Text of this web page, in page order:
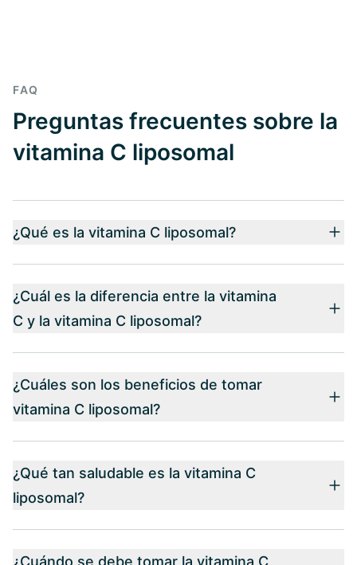
FAQ
Preguntas frecuentes sobre la
vitamina C liposomal
¿Qué es la vitamina C liposomal?
¿Cuál es la diferencia entre la vitamina
C y la vitamina C liposomal?
¿Cuáles son los beneficios de tomar
vitamina C liposomal?
¿Qué tan saludable es la vitamina C
liposomal?
¿Cuándo se debe tomar la vitamina C